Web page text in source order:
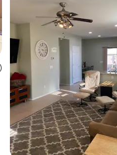
avaliação média de 5, 49